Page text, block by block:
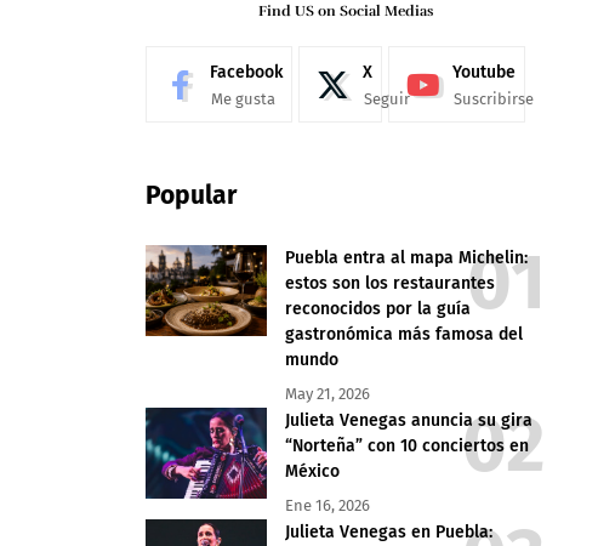
Find US on Social Medias
Facebook
Me gusta
X
Seguir
Youtube
Suscribirse
Popular
Puebla entra al mapa Michelin:
estos son los restaurantes
reconocidos por la guía
gastronómica más famosa del
mundo
May 21, 2026
Julieta Venegas anuncia su gira
“Norteña” con 10 conciertos en
México
Ene 16, 2026
Julieta Venegas en Puebla: